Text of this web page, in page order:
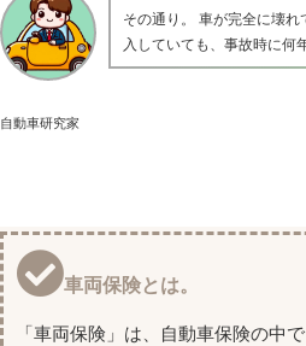
自動車研究家
その通り。 車が完全に壊
入していても、事故時に何
車両保険とは。
「車両保険」は、自動車保険の中